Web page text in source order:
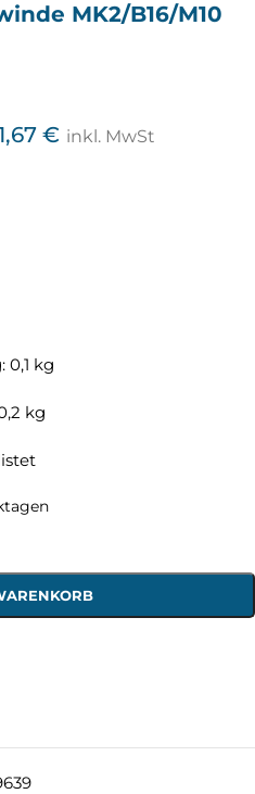
MK2/B16/M10
€ inkl. MwSt
0,1 kg
kg